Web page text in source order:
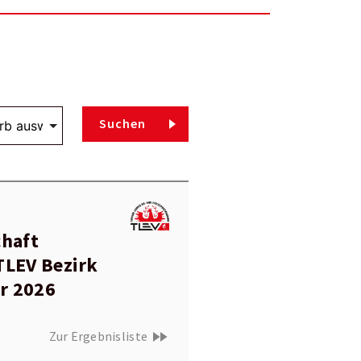
Suchen
Bezirk
2026
Zur Ergebnisliste fast_forward